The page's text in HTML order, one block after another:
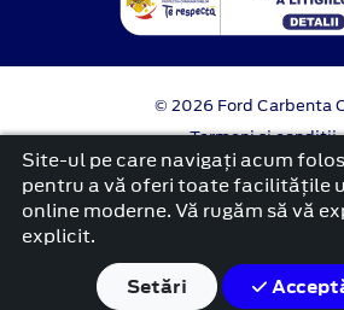
© 2026 Ford Carbenta
Termeni si conditii
Confidentialitate
Politica cookies
platformă dezvoltată de
Site-ul pe care navigați acum
pentru a vă oferi toate facilitățile
online moderne. Vă rugăm să vă
explicit.
Setări